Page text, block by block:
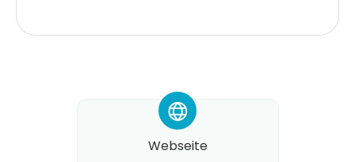
*
Webseite